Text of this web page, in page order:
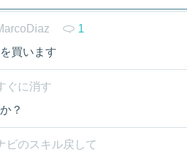
1
買います
ぐに消す
？
ビのスキル戻して